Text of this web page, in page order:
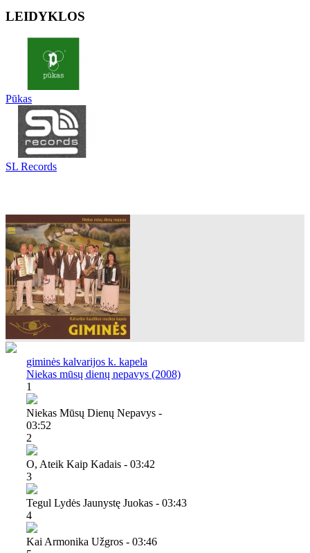
LEIDYKLOS
Pūkas
SL Records
giminės kalvarijos k. kapela
Niekas mūsų dienų nepavys (2008)
1
Niekas Mūsų Dienų Nepavys -
03:52
2
O, Ateik Kaip Kadais - 03:42
3
Tegul Lydės Jaunystę Juokas - 03:43
4
Kai Armonika Užgros - 03:46